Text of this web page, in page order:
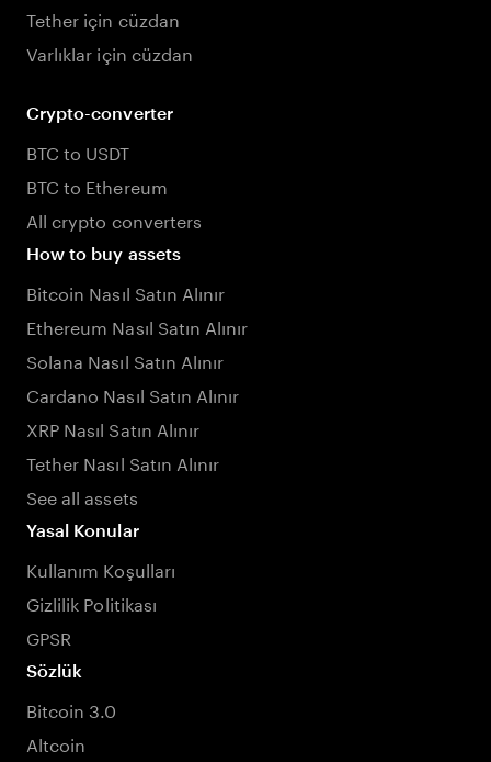
Tether için cüzdan
Varlıklar için cüzdan
Crypto-converter
BTC to USDT
BTC to Ethereum
All crypto converters
How to buy assets
Bitcoin Nasıl Satın Alınır
Ethereum Nasıl Satın Alınır
Solana Nasıl Satın Alınır
Cardano Nasıl Satın Alınır
XRP Nasıl Satın Alınır
Tether Nasıl Satın Alınır
See all assets
Yasal Konular
Kullanım Koşulları
Gizlilik Politikası
GPSR
Sözlük
Bitcoin 3.0
Altcoin